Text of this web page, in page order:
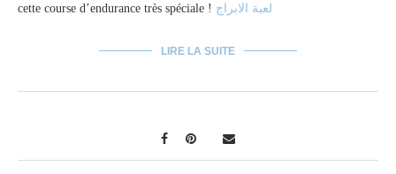
cette course d’endurance très spéciale ! لعبة الابراج
LIRE LA SUITE